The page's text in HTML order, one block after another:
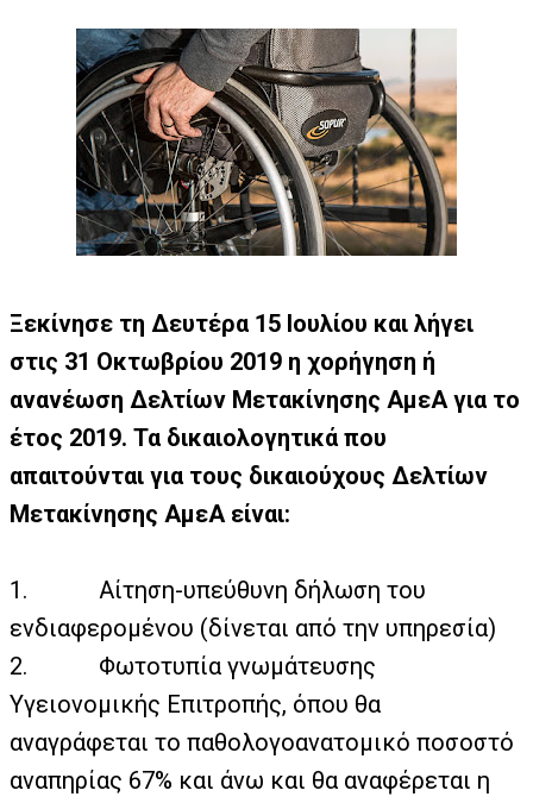
Ξεκίνησε τη Δευτέρα 15 Ιουλίου και λήγει
στις 31 Οκτωβρίου 2019 η χορήγηση ή
ανανέωση Δελτίων Μετακίνησης ΑμεΑ για το
έτος 2019. Τα δικαιολογητικά που
απαιτούνται για τους δικαιούχους Δελτίων
Μετακίνησης ΑμεΑ είναι:
1.
Αίτηση-υπεύθυνη δήλωση του
ενδιαφερομένου (δίνεται από την υπηρεσία)
2.
Φωτοτυπία γνωμάτευσης
Υγειονομικής Επιτροπής, όπου θα
αναγράφεται το παθολογοανατομικό ποσοστό
αναπηρίας 67% και άνω και θα αναφέρεται η